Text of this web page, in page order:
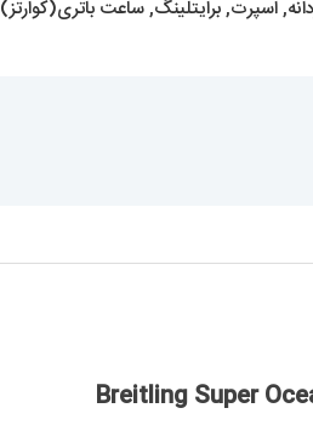
,اسپرت,برایتلینگ,ساعت باتری(کوارتز)